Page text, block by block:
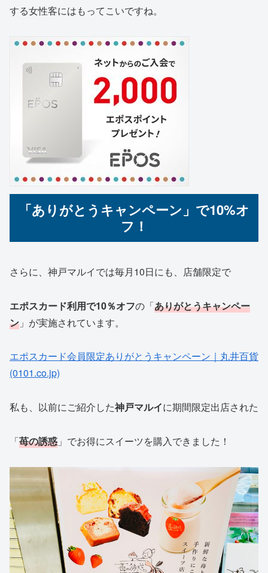
する女性客にはもってこいですね。
「ありがとうキャンペーン」で10%オ
フ！
さらに、神戸マルイでは毎月10日にも、店舗限定で
エポスカード利用で10％オフの「ありがとうキャンペー
ン 」が実施されています。
エポスカード会員限定ありがとうキャンペーン｜丸井百貨
(0101.co.jp)
私も、以前にご紹介した神戸マルイに期間限定出店された
「苺の誘惑 」でお得にスイーツを購入できました！